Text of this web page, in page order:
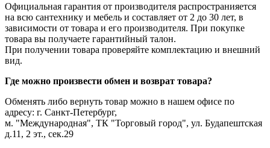
Официальная гарантия от производителя распространияется
на всю сантехнику и мебель и составляет от 2 до 30 лет, в
зависимости от товара и его производителя. При покупке
товара вы получаете гарантийный талон.
При получении товара проверяйте комплектацию и внешний
вид.
Где можно произвести обмен и возврат товара?
Обменять либо вернуть товар можно в нашем офисе по
адресу: г. Санкт-Петербург,
м. "Международная", ТК "Торговый город", ул. Будапештская
д.11, 2 эт., сек.29